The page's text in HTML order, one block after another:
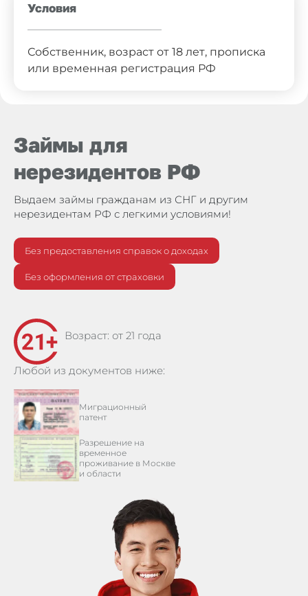
Условия
Собственник, возраст от 18 лет, прописка
или временная регистрация РФ
Займы для
нерезидентов РФ
Выдаем займы гражданам из СНГ и другим
нерезидентам РФ с легкими условиями!
Без предоставления справок о доходах
Без оформления от страховки
Возраст: от 21 года
Любой из документов ниже:
Миграционный
патент
Разрешение на
временное
проживание в Москве
и области